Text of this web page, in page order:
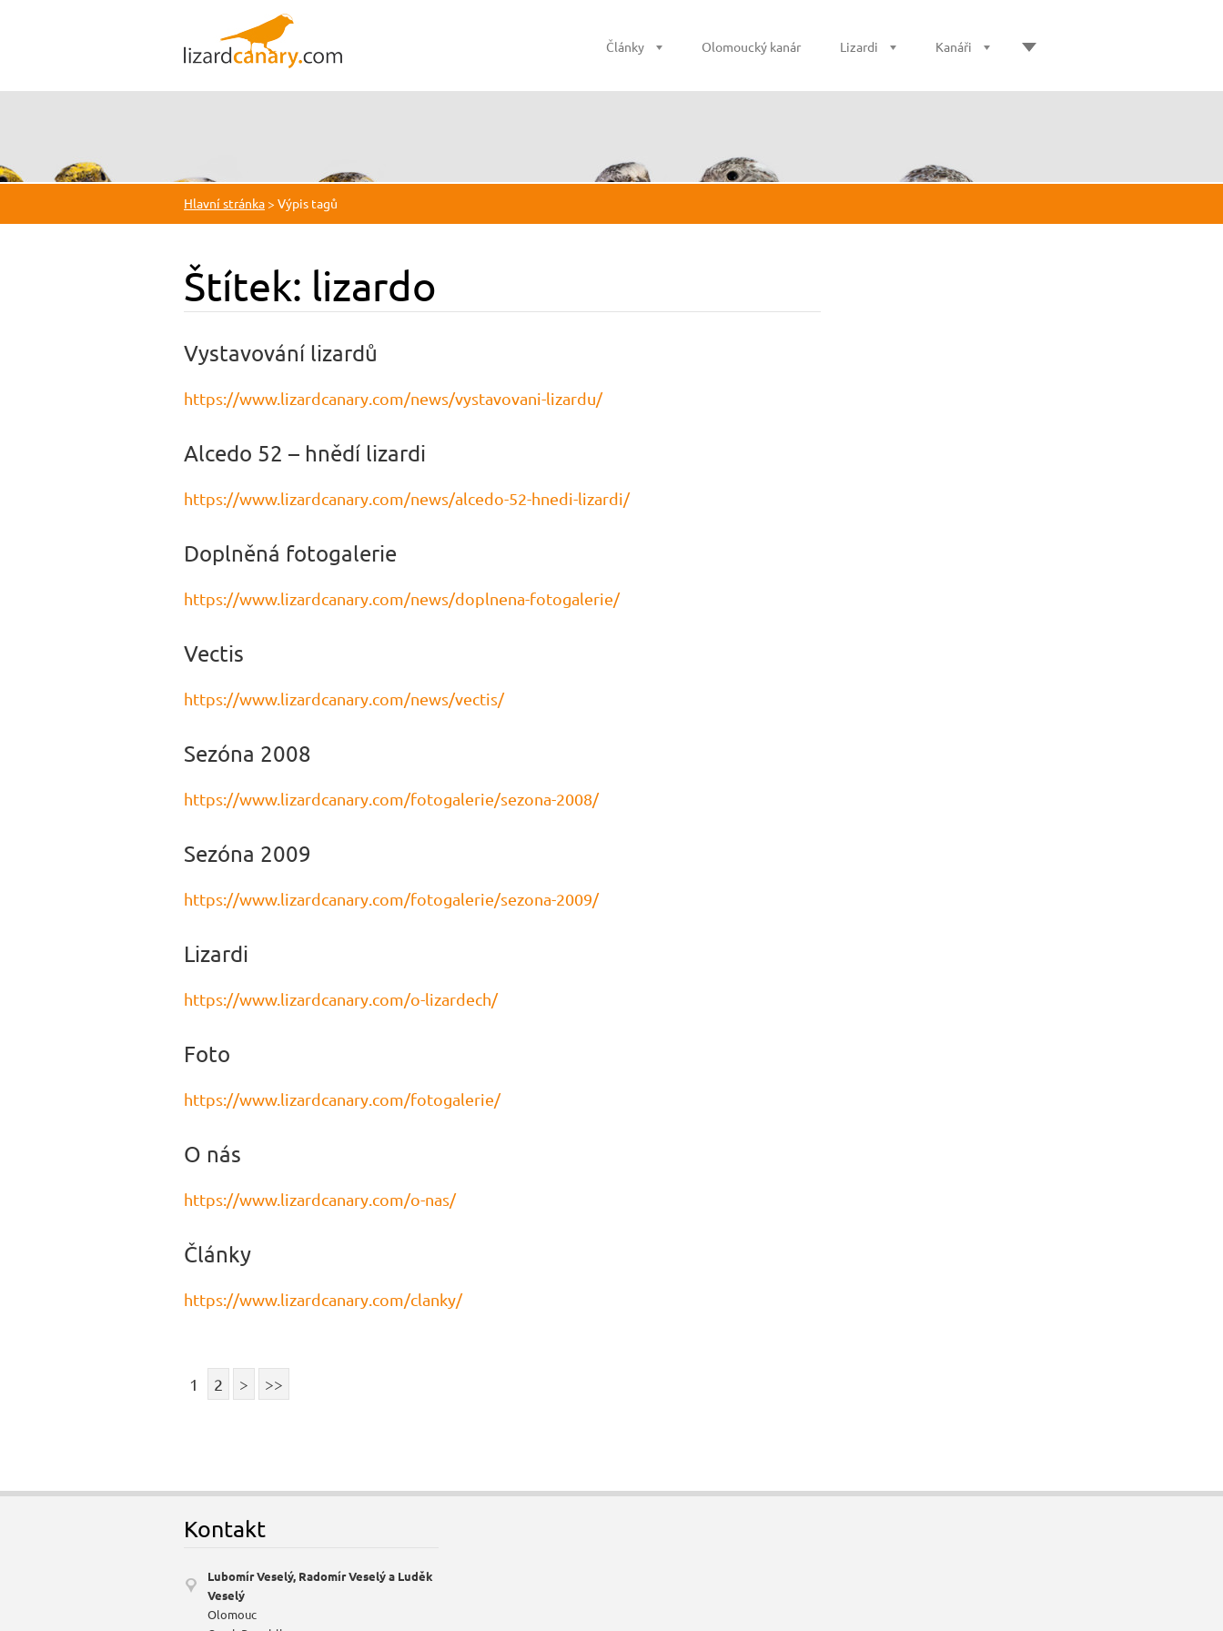
Články Olomoucký kanár Lizardi Kanáři
Hlavní stránka> Výpis tagů
Štítek: lizardo
Vystavování lizardů
https://www.lizardcanary.com/news/vystavovani-lizardu/
Alcedo 52 – hnědí lizardi
https://www.lizardcanary.com/news/alcedo-52-hnedi-lizardi/
Doplněná fotogalerie
https://www.lizardcanary.com/news/doplnena-fotogalerie/
Vectis
https://www.lizardcanary.com/news/vectis/
Sezóna 2008
https://www.lizardcanary.com/fotogalerie/sezona-2008/
Sezóna 2009
https://www.lizardcanary.com/fotogalerie/sezona-2009/
Lizardi
https://www.lizardcanary.com/o-lizardech/
Foto
https://www.lizardcanary.com/fotogalerie/
O nás
https://www.lizardcanary.com/o-nas/
Články
https://www.lizardcanary.com/clanky/
1 2 > >>
Kontakt
Lubomír Veselý, Radomír Veselý a Luděk
Veselý
Olomouc